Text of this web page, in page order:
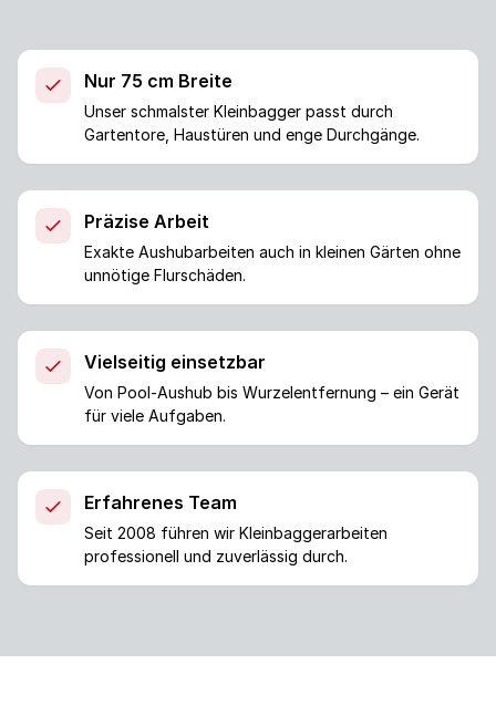
Nur 75 cm Breite
Unser schmalster Kleinbagger passt durch
Gartentore, Haustüren und enge Durchgänge.
Präzise Arbeit
Exakte Aushubarbeiten auch in kleinen Gärten ohne
unnötige Flurschäden.
Vielseitig einsetzbar
Von Pool-Aushub bis Wurzelentfernung – ein Gerät
für viele Aufgaben.
Erfahrenes Team
Seit 2008 führen wir Kleinbaggerarbeiten
professionell und zuverlässig durch.